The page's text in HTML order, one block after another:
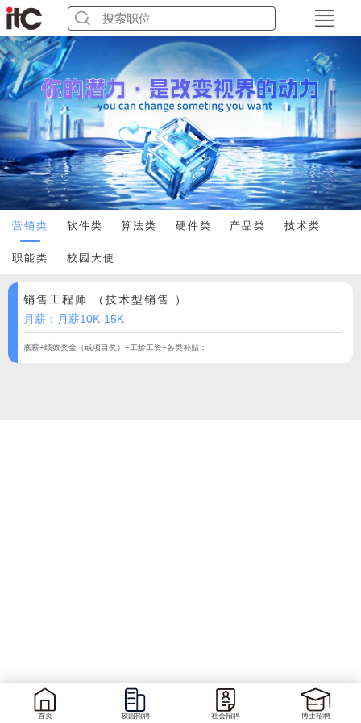
营销类 软件类 算法类 硬件类 产品类 技术类
职能类 校园大使
销售工程师 （技术型销售 ）
月薪：月薪10K-15K
底薪+绩效奖金（或项目奖）+工龄工资+各类补贴；
首页 校园招聘 社会招聘 博士招聘